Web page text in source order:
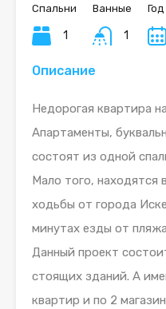
Спальни
1
Ванные
1
Описание
Недорогая квартира
Апартаменты,
состоят из одной
Мало того, находятся
ходьбы от города
минутах езды от
Данный проект
стоящих зданий. А
квартир и по 2